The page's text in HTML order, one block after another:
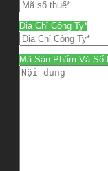
Địa Chỉ Công Ty*
Mã Sản Phẩm Và